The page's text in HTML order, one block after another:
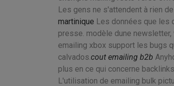
Les gens ne s'attendent à rien
martinique Les données que les
presse. modèle dune newsletter,
emailing xbox support les bugs
calvados. cout emailing b2b
plus en ce qui concerne backlinks
L'utilisation de emailing bulk